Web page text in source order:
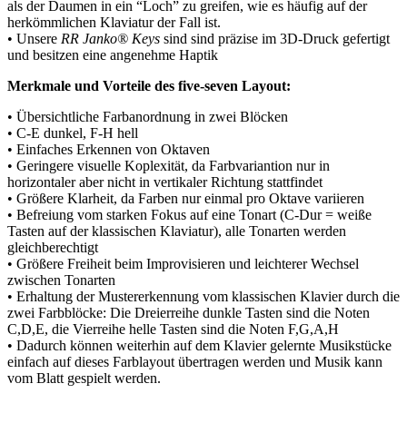
als der Daumen in ein “Loch” zu greifen, wie es häufig auf der
herkömmlichen Klaviatur der Fall ist.
•⁠ ⁠Unsere RR Janko® Keys sind sind präzise im 3D-Druck gefertigt
und besitzen eine angenehme Haptik
Merkmale und Vorteile des five-seven Layout:
•⁠ ⁠Übersichtliche Farbanordnung in zwei Blöcken
•⁠ ⁠C-E dunkel, F-H hell
•⁠ ⁠Einfaches Erkennen von Oktaven
•⁠ ⁠Geringere visuelle Koplexität, da Farbvariantion nur in
horizontaler aber nicht in vertikaler Richtung stattfindet
•⁠ ⁠Größere Klarheit, da Farben nur einmal pro Oktave variieren
•⁠ ⁠Befreiung vom starken Fokus auf eine Tonart (C-Dur = weiße
Tasten auf der klassischen Klaviatur), alle Tonarten werden
gleichberechtigt
•⁠ ⁠Größere Freiheit beim Improvisieren und leichterer Wechsel
zwischen Tonarten
•⁠ ⁠Erhaltung der Mustererkennung vom klassischen Klavier durch die
zwei Farbblöcke: Die Dreierreihe dunkle Tasten sind die Noten
C,D,E, die Vierreihe helle Tasten sind die Noten F,G,A,H
•⁠ ⁠Dadurch können weiterhin auf dem Klavier gelernte Musikstücke
einfach auf dieses Farblayout übertragen werden und Musik kann
vom Blatt gespielt werden.